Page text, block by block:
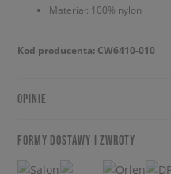
Materiał: 100% nylon
Kod producenta: CW6410-010
OPINIE
FORMY DOSTAWY I ZWROTY